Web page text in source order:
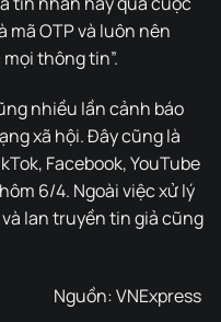
mã OTP và luôn nên
thông tin”.
nhiều lần cảnh báo
xã hội. Đây cũng là
Facebook, YouTube
6/4. Ngoài việc xử lý
lan truyền tin giả cũng
Nguồn:VNExpress